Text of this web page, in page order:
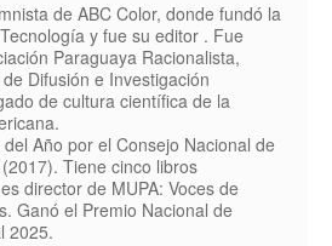
de ABC Color, donde fundó la
y fue su editor . Fue
Paraguaya Racionalista,
Difusión e Investigación
de cultura científica de la
Año por el Consejo Nacional de
Tiene cinco libros
director de MUPA: Voces de
Ganó el Premio Nacional de
2025.